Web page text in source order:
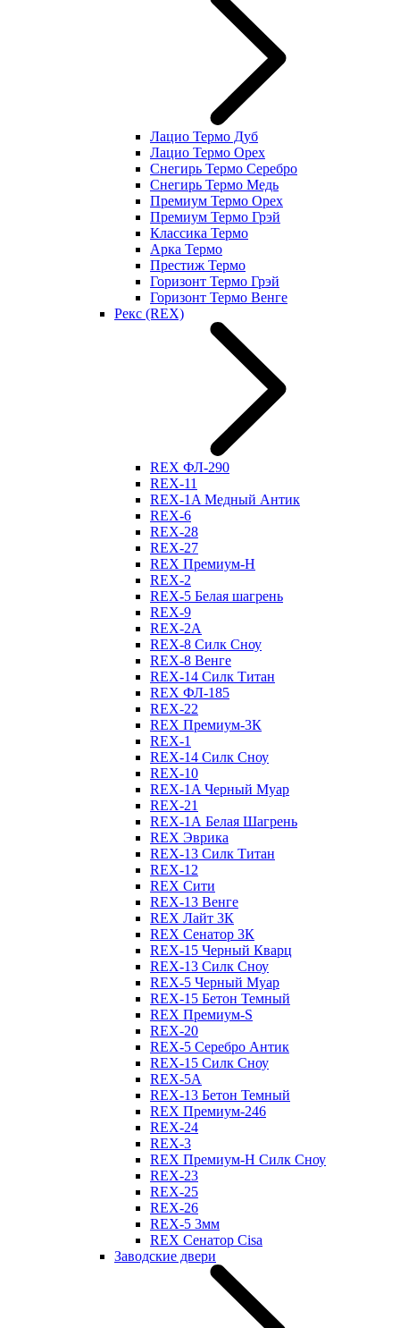
Лацио Термо Дуб
Лацио Термо Орех
Снегирь Термо Серебро
Снегирь Термо Медь
Премиум Термо Орех
Премиум Термо Грэй
Классика Термо
Арка Термо
Престиж Термо
Горизонт Термо Грэй
Горизонт Термо Венге
Рекс (REX)
REX ФЛ-290
REX-11
REX-1A Медный Антик
REX-6
REX-28
REX-27
REX Премиум-Н
REX-2
REX-5 Белая шагрень
REX-9
REX-2А
REX-8 Силк Сноу
REX-8 Венге
REX-14 Силк Титан
REX ФЛ-185
REX-22
REX Премиум-3К
REX-1
REX-14 Силк Сноу
REX-10
REX-1A Черный Муар
REX-21
REX-1А Белая Шагрень
REX Эврика
REX-13 Силк Титан
REX-12
REX Сити
REX-13 Венге
REX Лайт 3К
REX Сенатор 3К
REX-15 Черный Кварц
REX-13 Силк Сноу
REX-5 Черный Муар
REX-15 Бетон Темный
REX Премиум-S
REX-20
REX-5 Серебро Антик
REX-15 Силк Сноу
REX-5А
REX-13 Бетон Темный
REX Премиум-246
REX-24
REX-3
REX Премиум-Н Силк Сноу
REX-23
REX-25
REX-26
REX-5 3мм
REX Сенатор Cisa
Заводские двери